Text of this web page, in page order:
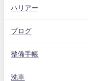
ハリアー
ブログ
整備手帳
洗車